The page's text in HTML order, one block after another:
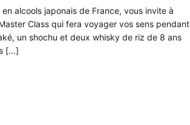
alcools japonais de France, vous invite à
Class qui fera voyager vos sens pendant
un shochu et deux whisky de riz de 8 ans
[…]